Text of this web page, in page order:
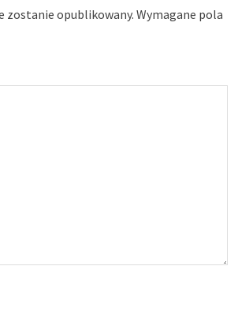
zostanie opublikowany. Wymagane pola